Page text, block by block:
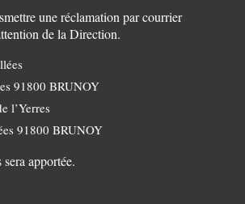
une réclamation par courrier
de la Direction.
91800 BRUNOY
l’Yerres
91800 BRUNOY
apportée.